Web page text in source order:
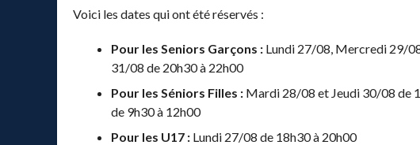
Voici les dates qui ont été réservés :
Pour les Seniors Garçons : Lundi 27/08, Mercredi 29/
31/08 de 20h30 à 22h00
Pour les Séniors Filles : Mardi 28/08 et Jeudi 30/08 de
de 9h30 à 12h00
Pour les U17 : Lundi 27/08 de 18h30 à 20h00